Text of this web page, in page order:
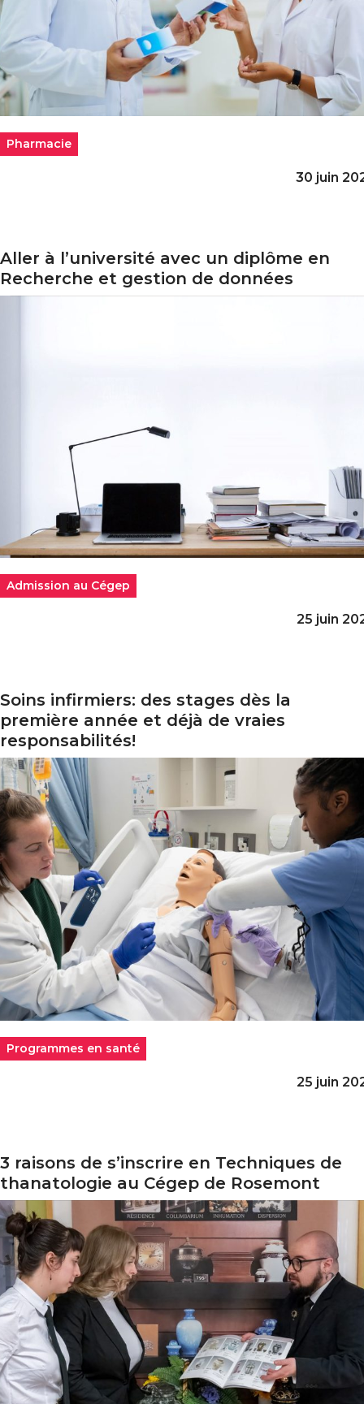
Pharmacie
30 juin
Admission au Cégep
25 juin
Aller à l’université avec un diplôme en
Recherche et gestion de données
à l’université avec un diplôme en Recherche et
Programmes en santé
25 juin
Soins infirmiers: des stages dès la
première année et déjà de vraies
responsabilités!
infirmiers: des stages dès la première année et déjà
3 raisons de s’inscrire en Techniques de
thanatologie au Cégep de Rosemont
de s’inscrire en Techniques de thanatologie au